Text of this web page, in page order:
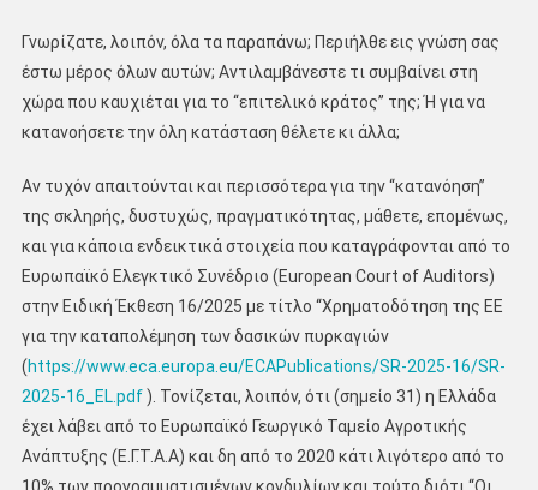
Γνωρίζατε, λοιπόν, όλα τα παραπάνω; Περιήλθε εις γνώση σας
έστω μέρος όλων αυτών; Αντιλαμβάνεστε τι συμβαίνει στη
χώρα που καυχιέται για το ‘‘επιτελικό κράτος’’ της; Ή για να
κατανοήσετε την όλη κατάσταση θέλετε κι άλλα;
Αν τυχόν απαιτούνται και περισσότερα για την ‘‘κατανόηση’’
της σκληρής, δυστυχώς, πραγματικότητας, μάθετε, επομένως,
και για κάποια ενδεικτικά στοιχεία που καταγράφονται από το
Ευρωπαϊκό Ελεγκτικό Συνέδριο (European Court of Auditors)
στην Ειδική Έκθεση 16/2025 με τίτλο ‘‘Χρηματοδότηση της ΕΕ
για την καταπολέμηση των δασικών πυρκαγιών
(https://www.eca.europa.eu/ECAPublications/SR-2025-16/SR-
2025-16_EL.pdf). Τονίζεται, λοιπόν, ότι (σημείο 31) η Ελλάδα
έχει λάβει από το Ευρωπαϊκό Γεωργικό Ταμείο Αγροτικής
Ανάπτυξης (Ε.Γ.Τ.Α.Α) και δη από το 2020 κάτι λιγότερο από το